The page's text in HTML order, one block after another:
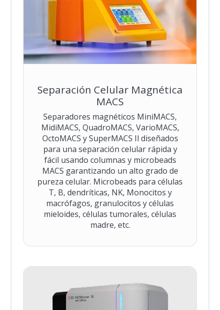
Separación Celular Magnética
MACS
Separadores magnéticos MiniMACS,
MidiMACS, QuadroMACS, VarioMACS,
OctoMACS y SuperMACS Il diseñados
para una separación celular rápida y
fácil usando columnas y microbeads
MACS garantizando un alto grado de
pureza celular. Microbeads para células
T, B, dendríticas, NK, Monocitos y
macrófagos, granulocitos y células
mieloides, células tumorales, células
madre, etc.